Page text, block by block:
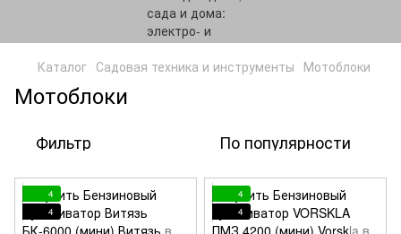
Каталог Садовая техника и инструменты Мотоблоки
Мотоблоки
Фильтр По популярности
4
4
4
4